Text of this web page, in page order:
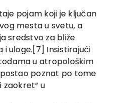
pojam koji je ključan
mesta u svetu, a
sredstvo za bliže
uloge.[7] Insistirajući
u atropološkim
poznat po tome
zaokret“ u